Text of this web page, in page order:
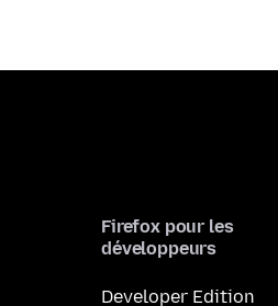
Firefox pour les
développeurs
Developer Edition